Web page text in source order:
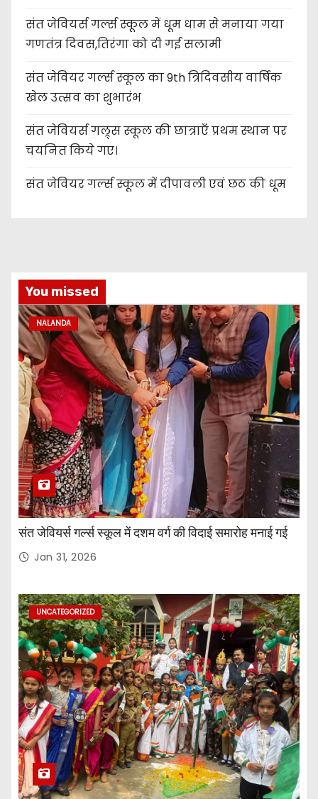
संत जेवियर्स गर्ल्स स्कूल में धूम धाम से मनाया गया
गणतंत्र दिवस,तिरंगा को दी गई सलामी
संत जेवियर गर्ल्स स्कूल का 9th त्रिदिवसीय वार्षिक
खेल उत्सव का शुभारंभ
संत जेवियर्स गल्र्स स्कूल की छात्र‌ाएँ प्रथम स्थान पर
चयनित किये गए।
संत जेवियर गर्ल्स स्कूल में दीपावली एवं छठ की धूम
You missed
NALANDA
संत जेवियर्स गर्ल्स स्कूल में दशम वर्ग की विदाई समारोह मनाई गई
Jan 31, 2026
UNCATEGORIZED